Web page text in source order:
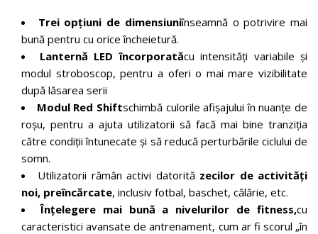
Trei opțiuni de dimensiuniînseamnă o potrivire mai
bună pentru cu orice încheietură.
Lanternă LED încorporatăcu intensități variabile și
modul stroboscop, pentru a oferi o mai mare vizibilitate
după lăsarea serii
Modul Red Shiftschimbă culorile afișajului în nuanțe de
roșu, pentru a ajuta utilizatorii să facă mai bine tranziția
către condiții întunecate și să reducă perturbările ciclului de
somn.
Utilizatorii rămân activi datorită zecilor de activități
noi, preîncărcate, inclusiv fotbal, baschet, călărie, etc.
Înțelegere mai bună a nivelurilor de fitness,cu
caracteristici avansate de antrenament, cum ar fi scorul „în